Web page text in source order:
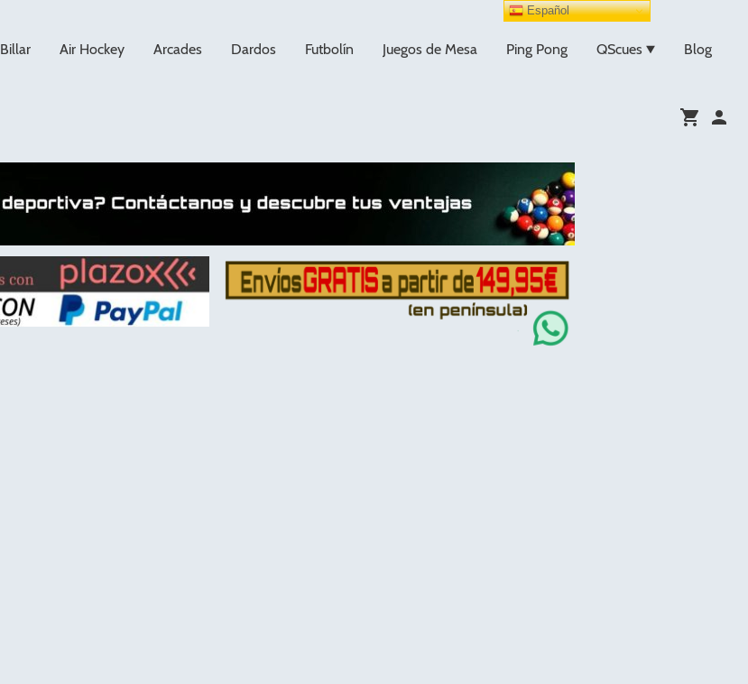
Billar Air Hockey Arcades Dardos Futbolín Juegos de Mesa Ping Pong QScues Blog
Español